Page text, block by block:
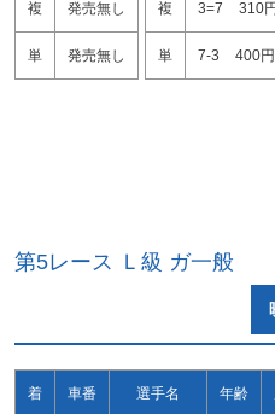
複 発売無し
単 発売無し
複 3=7 310
単 7-3 400円
第5レース Ｌ級 ガ一般
着 車番 選手名 年齢